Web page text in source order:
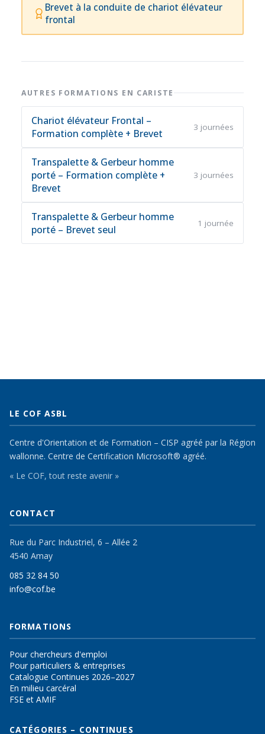
Brevet à la conduite de chariot élévateur
frontal
AUTRES FORMATIONS EN CARISTE
Chariot élévateur Frontal –
Formation complète + Brevet
3 journées
Transpalette & Gerbeur homme
porté – Formation complète +
Brevet
3 journées
Transpalette & Gerbeur homme
porté – Brevet seul
1 journée
LE COF ASBL
Centre d'Orientation et de Formation – CISP agréé par la Région
wallonne. Centre de Certification Microsoft® agréé.
« Le COF, tout reste avenir »
CONTACT
Rue du Parc Industriel, 6 – Allée 2
4540 Amay
085 32 84 50
info@cof.be
FORMATIONS
Pour chercheurs d'emploi
Pour particuliers & entreprises
Catalogue Continues 2026–2027
En milieu carcéral
FSE et AMIF
CATÉGORIES – CONTINUES